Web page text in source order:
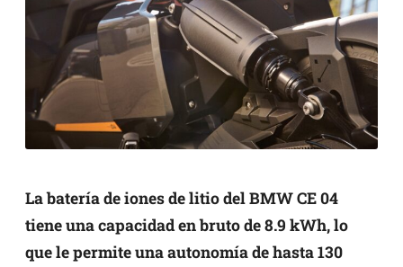
La batería de iones de litio del BMW CE 04
tiene una capacidad en bruto de 8.9 kWh, lo
que le permite una autonomía de hasta 130